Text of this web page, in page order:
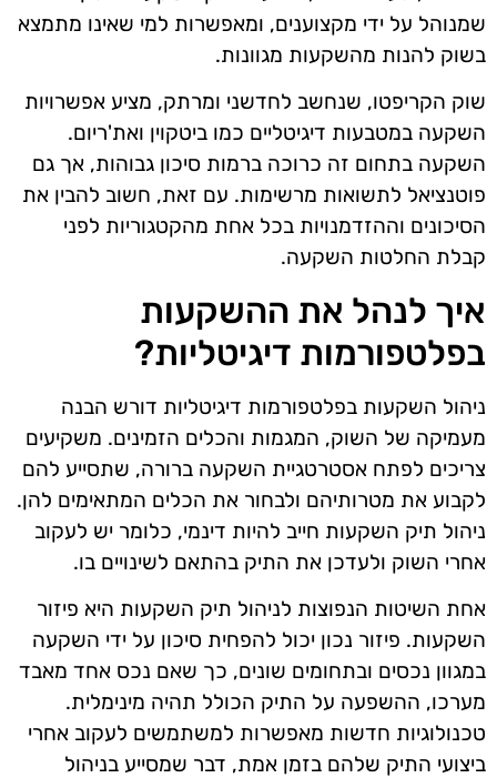
שמנוהל על ידי מקצוענים, ומאפשרות למי שאינו מתמצא
בשוק להנות מהשקעות מגוונות.
שוק הקריפטו, שנחשב לחדשני ומרתק, מציע אפשרויות
השקעה במטבעות דיגיטליים כמו ביטקוין ואת'ריום.
השקעה בתחום זה כרוכה ברמות סיכון גבוהות, אך גם
פוטנציאל לתשואות מרשימות. עם זאת, חשוב להבין את
הסיכונים וההזדמנויות בכל אחת מהקטגוריות לפני
קבלת החלטות השקעה.
איך לנהל את ההשקעות
בפלטפורמות דיגיטליות?
ניהול השקעות בפלטפורמות דיגיטליות דורש הבנה
מעמיקה של השוק, המגמות והכלים הזמינים. משקיעים
צריכים לפתח אסטרטגיית השקעה ברורה, שתסייע להם
לקבוע את מטרותיהם ולבחור את הכלים המתאימים להן.
ניהול תיק השקעות חייב להיות דינמי, כלומר יש לעקוב
אחרי השוק ולעדכן את התיק בהתאם לשינויים בו.
אחת השיטות הנפוצות לניהול תיק השקעות היא פיזור
השקעות. פיזור נכון יכול להפחית סיכון על ידי השקעה
במגוון נכסים ובתחומים שונים, כך שאם נכס אחד מאבד
מערכו, ההשפעה על התיק הכולל תהיה מינימלית.
טכנולוגיות חדשות מאפשרות למשתמשים לעקוב אחרי
ביצועי התיק שלהם בזמן אמת, דבר שמסייע בניהול